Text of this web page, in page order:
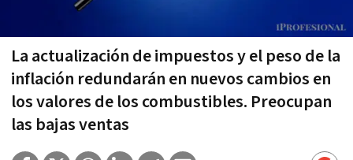
La actualización de impuestos y el peso de la
inflación redundarán en nuevos cambios en
los valores de los combustibles. Preocupan
las bajas ventas